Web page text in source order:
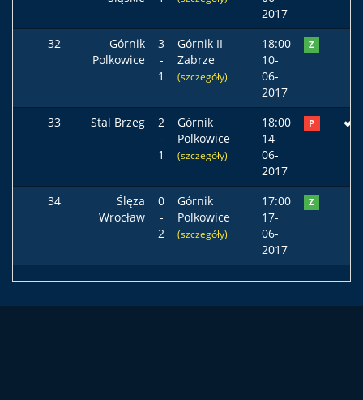
2017
32
Górnik
Polkowice
3
-
1
Górnik II
Zabrze
(szczegóły)
18:00
10-
06-
2017
Z
33 Stal Brzeg
2
-
1
Górnik
Polkowice
(szczegóły)
18:00
14-
06-
2017
P
34
Ślęza
Wrocław
0
-
2
Górnik
Polkowice
(szczegóły)
17:00
17-
06-
2017
Z